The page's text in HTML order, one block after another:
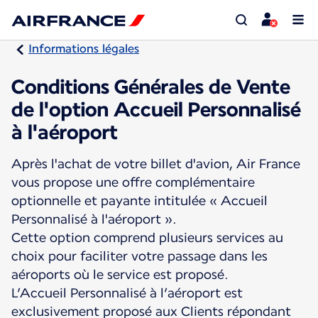
Informations légales
Conditions Générales de Vente
de l'option Accueil Personnalisé
à l'aéroport
Après l'achat de votre billet d'avion, Air France
vous propose une offre complémentaire
optionnelle et payante intitulée « Accueil
Personnalisé à l'aéroport ».
Cette option comprend plusieurs services au
choix pour faciliter votre passage dans les
aéroports où le service est proposé.
L’Accueil Personnalisé à l’aéroport est
exclusivement proposé aux Clients répondant